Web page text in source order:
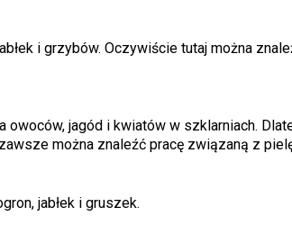
i grzybów. Oczywiście tutaj można
owoców, jagód i kwiatów w szklarniach.
można znaleźć pracę związaną z
jabłek i gruszek.